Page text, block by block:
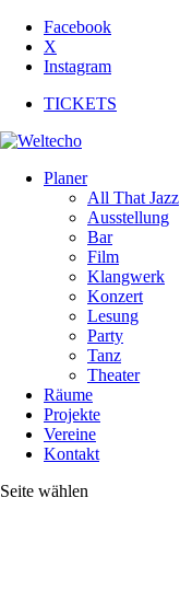
Facebook
X
Instagram
TICKETS
Planer
All That Jazz
Ausstellung
Bar
Film
Klangwerk
Konzert
Lesung
Party
Tanz
Theater
Räume
Projekte
Vereine
Kontakt
Seite wählen